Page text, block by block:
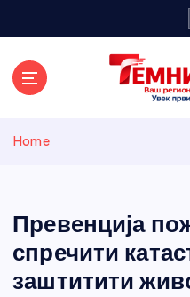
Home
Превенција
спречити
заштитити